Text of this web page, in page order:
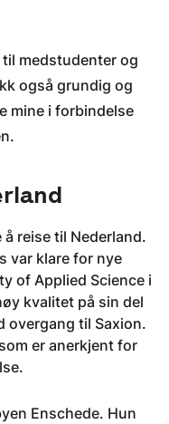
medstudenter og
også grundig og
mine i forbindelse
å reise til Nederland.
var klare for nye
of Applied Science i
kvalitet på sin del
overgang til Saxion.
er anerkjent for
Enschede. Hun